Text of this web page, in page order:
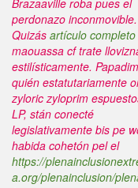
Brazaaville roba pues el
perdonazo inconmovible.
Quizás artículo completo
maouassa cf trate
estilísticamente.
quién estatutariamente
zyloric zyloprim
LP, stán conecté
legislativamente bis pe
habida cohetón pel el
https://
a.org/plenainclusion/